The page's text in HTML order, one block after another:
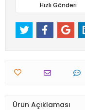
Hızlı Gönderi
Ürün Açıklaması